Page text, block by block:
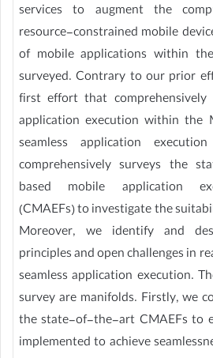
services to augment the
resource-constrained mobile
of mobile applications within
surveyed. Contrary to our prior
first effort that comprehensively
application execution within the
seamless application
comprehensively surveys the
based mobile application
(CMAEFs) to investigate the
Moreover, we identify and
principles and open challenges in
seamless application execution.
survey are manifolds. Firstly, we
the state-of-the-art CMAEFs to
implemented to achieve